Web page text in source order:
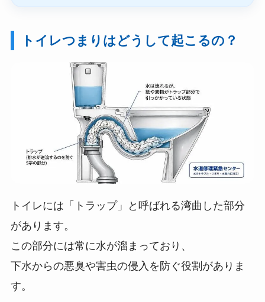
トイレつまりはどうして起こるの？
トイレには「トラップ」と呼ばれる湾曲した部分
があります。
この部分には常に水が溜まっており、
下水からの悪臭や害虫の侵入を防ぐ役割がありま
す。